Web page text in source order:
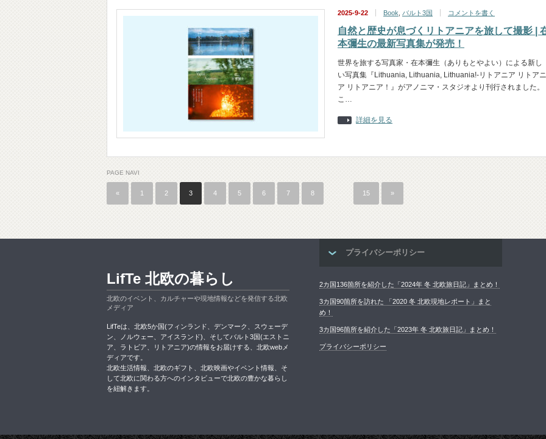
2025-9-22 Book バルト3国 コメントを書く
自然と歴史が息づくリトアニアを旅して撮影 |
本彌生の最新写真集が発売！
世界を旅する写真家・在本彌生（ありもとやよい）による新し
い写真集『Lithuania, Lithuania, Lithuania!-リトアニア リトアニ
ア リトアニア！』がアノニマ・スタジオより刊行されました。
こ…
詳細を見る
PAGE NAVI
« 1 2 3 4 5 6 7 8 15 »
プライバシーポリシー
2カ国136箇所を紹介した「2024年 冬 北欧旅日記」まとめ！
3カ国90箇所を訪れた 「2020 冬 北欧現地レポート」まと
め！
3カ国96箇所を紹介した「2023年 冬 北欧旅日記」まとめ！
プライバシーポリシー
LifTe 北欧の暮らし
北欧のイベント、カルチャーや現地情報などを発信する北欧
メディア
LifTeは、北欧5か国(フィンランド、デンマーク、スウェーデ
ン、ノルウェー、アイスランド)、そしてバルト3国(エストニ
ア、ラトビア、リトアニア)の情報をお届けする、北欧webメ
ディアです。
北欧生活情報、北欧のギフト、北欧映画やイベント情報、そ
して北欧に関わる方へのインタビューで北欧の豊かな暮らし
を紐解きます。